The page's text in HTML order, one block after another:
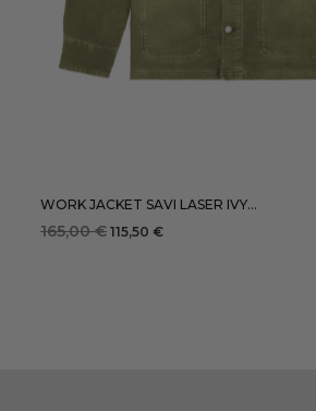
WORK JACKET SAVI LASER IVY...
165,00 € 115,50 €